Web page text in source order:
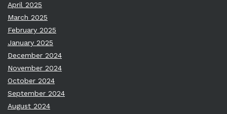
April 2025
March 2025
February 2025
January 2025
December 2024
November 2024
October 2024
September 2024
August 2024